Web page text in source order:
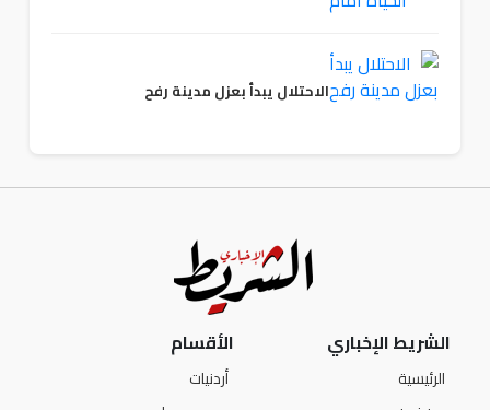
الاحتلال يبدأ بعزل مدينة رفح
الشريط الإخباري
الرئيسية
الأقسام
أردنيات